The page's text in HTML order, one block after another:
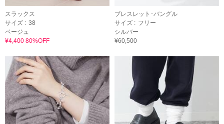
スラックス
サイズ : 38
ベージュ
¥4,400 80%OFF
ブレスレット･バングル
サイズ : フリー
シルバー
¥60,500